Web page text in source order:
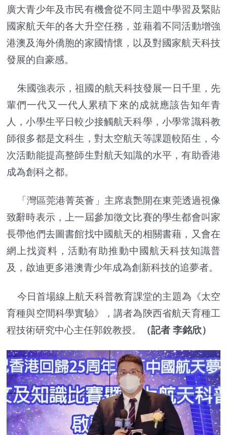
廣大青少年及市民有機會從不同主題中學習及緊貼
國家航天年的各大升空任務，並藉着不同活動增強
港澳及海外僑胞的家國情懷，以及對國家航天科技
發展的自豪感。
朱國強表示，祖國的航天科技發展一日千里，先
輩們一代又一代人累積下來的成就應該告知年青
人，小學生平日較少接觸航天科學，小學常識科教
師很多都是文科生，對太空航天等課題較陌生，今
次活動能提高整師生對航天知識的水平，有助香港
成為創科之都。
「灣區莞港菁英薈」主席袁艷開在東莞透過視像
致辭時表示，上一屆參加徵文比賽的學生都會叫家
長帶他們去圖書館找中國航天的相關書藉，又會在
網上找資料，活動有助推動中國航天科技知識普
及，啟迪更多港澳青少年成為創新科技的追夢者。
今日首場線上航天科普教育課堂的主題為《太空
育種與空間科學實驗》，講者為陝西省航天育種工
程技術研究中心主任郭銳教授。
（記者 李銘欣）